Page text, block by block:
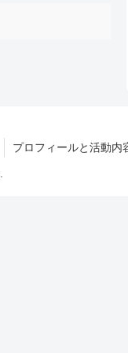
プロフィールと活動内